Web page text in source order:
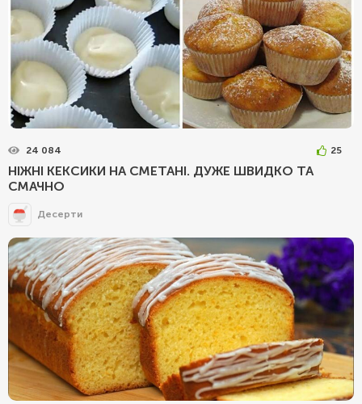
24 084 25
НІЖНІ КЕКСИКИ НА СМЕТАНІ. ДУЖЕ ШВИДКО ТА
СМАЧНО
Десерти